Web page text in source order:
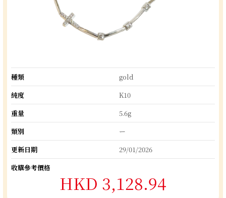
種類
gold
純度
K10
重量
5.6g
類別
ー
更新日期
29/01/2026
收購參考價格
HKD 3,128.94